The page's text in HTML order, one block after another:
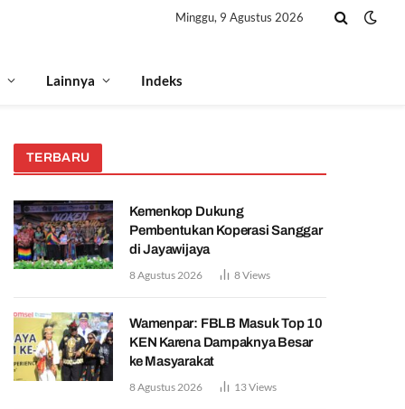
Minggu, 9 Agustus 2026
Lainnya Indeks
TERBARU
Kemenkop Dukung
Pembentukan Koperasi Sanggar
di Jayawijaya
8 Agustus 2026 8Views
Wamenpar: FBLB Masuk Top 10
KEN Karena Dampaknya Besar
ke Masyarakat
8 Agustus 2026 13Views